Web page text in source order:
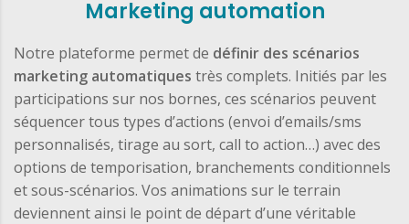
Marketing automation
Notre plateforme permet de définir des scénarios
marketing automatiques très complets. Initiés par les
participations sur nos bornes, ces scénarios peuvent
séquencer tous types d’actions (envoi d’emails/sms
personnalisés, tirage au sort, call to action…) avec des
options de temporisation, branchements conditionnels
et sous-scénarios. Vos animations sur le terrain
deviennent ainsi le point de départ d’une véritable